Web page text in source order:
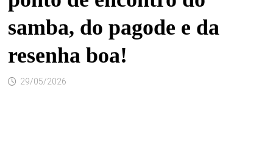
samba, do pagode e da
resenha boa!
29/05/2026